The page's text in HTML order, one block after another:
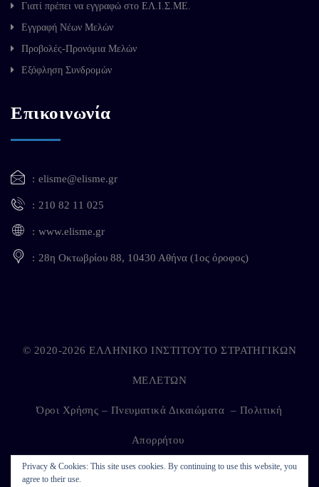
Γιατί πρέπει να εγγραφώ στο ΕΛ.Ι.Σ.ΜΕ.
Εγγραφή Νέων Μελών
Προβολές-Προνόμια Μελών
Εξόφληση Συνδρομών
Επικοινωνία
elisme@elisme.gr
210 82 11 025
www.elisme.gr
28η Οκτωβρίου 88, 10430 Αθήνα (1ος όροφος)
Privacy & Cookies: This site uses cookies. By continuing to use this website, you
agree to their use.
© 2020-2026 ΕΛΛΗΝΙΚΟ ΙΝΣΤΙΤΟΥΤΟ ΣΤΡΑΤΗΓΙΚΩΝ
ΜΕΛΕΤΩΝ
Όροι Χρήσης – Πνευματικά Δικαιώματα – Πολιτική
Απορρήτου
Developed by